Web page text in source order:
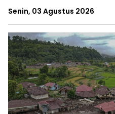
Senin, 03 Agustus 2026